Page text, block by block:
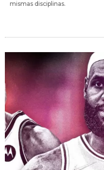
mismas disciplinas.